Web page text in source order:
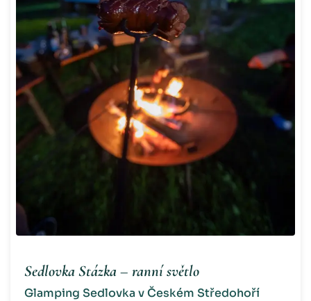
Sedlovka Stázka – ranní světlo
Glamping Sedlovka v Českém Středohoří